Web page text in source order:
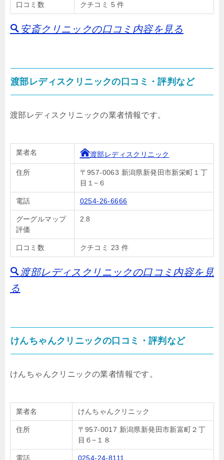
口コミ数 クチコミ 5 件
安斎クリニックの口コミ内容を見る
渡部レディスクリニックの口コミ・評判など
渡部レディスクリニックの業者情報です。
業者名 渡部レディスクリニック
住所
〒957-0063 新潟県新発田市新栄町１丁
目１−６
電話 0254-26-6666
グーグルマップ
評価
2.8
口コミ数 クチコミ 23 件
渡部レディスクリニックの口コミ内容を見
る
けんちゃんクリニックの口コミ・評判など
けんちゃんクリニックの業者情報です。
業者名 けんちゃんクリニック
住所
〒957-0017 新潟県新発田市新富町２丁
目６−１８
電話 0254-24-8111